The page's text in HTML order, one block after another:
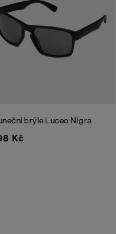
brýle Luceo Nigra
Kč